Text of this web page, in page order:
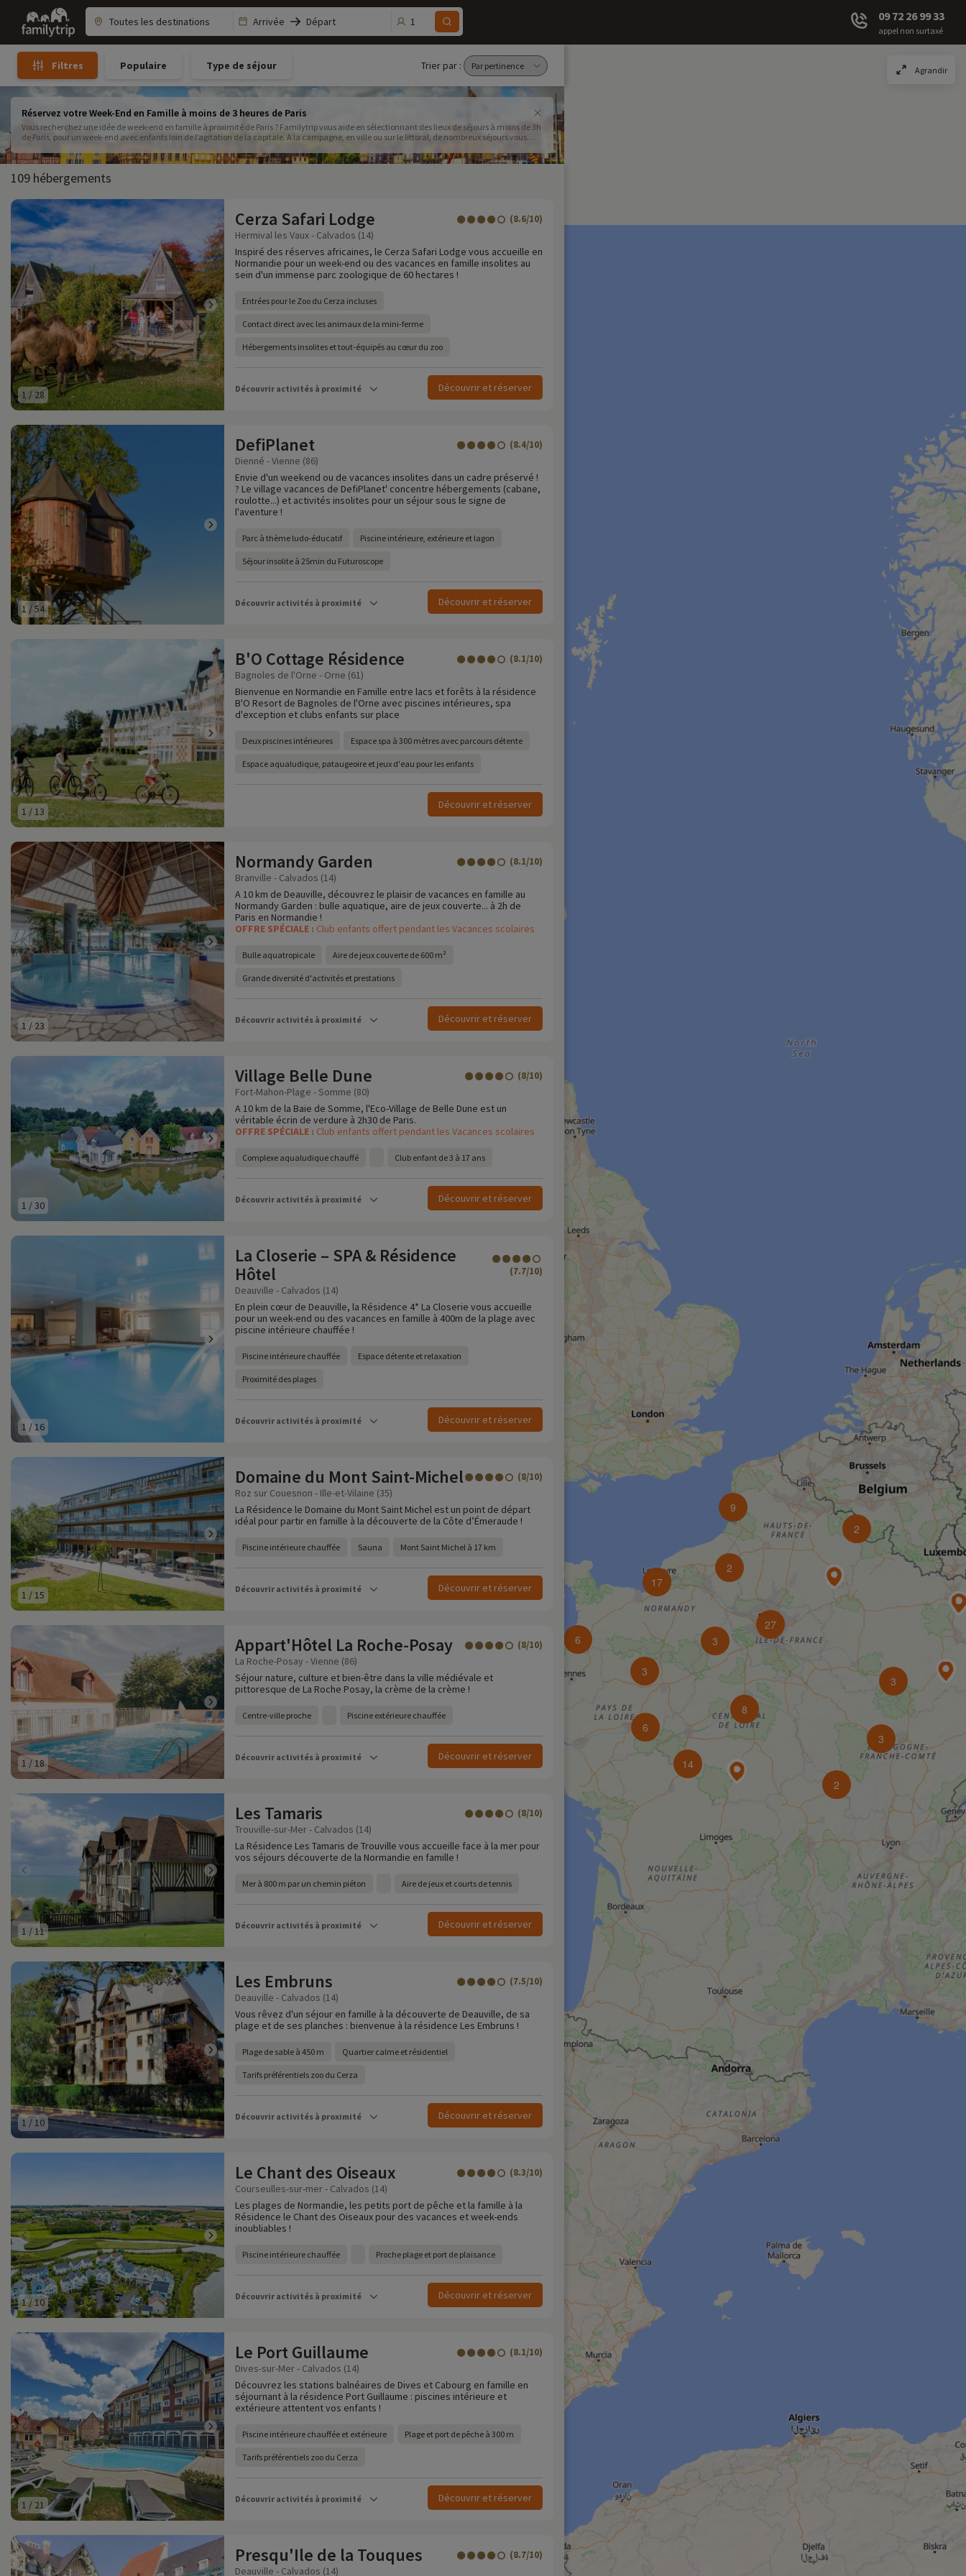
Family
trip
Arrivée Départ 1 09 72 26 99 33
appel non surtaxé
Filtres Populaire Type de séjour Trier par :
Réservez votre Week-End en Famille à moins de 3 heures de Paris
Vous recherchez une idée de week-end en famille à proximité de Paris ? Familytrip vous aide en sélectionnant des lieux de séjours à moins de 3h
de Paris, pour un week-end avec enfants loin de l’agitation de la capitale. A la campagne, en ville ou sur le littoral, de nombreux séjours vous
109 hébergements
1 / 28
Cerza Safari Lodge (8.6/10)
Hermival les Vaux - Calvados (14)
Inspiré des réserves africaines, le Cerza Safari Lodge vous accueille en
Normandie pour un week-end ou des vacances en famille insolites au
sein d'un immense parc zoologique de 60 hectares !
Entrées pour le Zoo du Cerza incluses
Contact direct avec les animaux de la mini-ferme
Hébergements insolites et tout-équipés au cœur du zoo
Découvrir activités à proximité Découvrir et réserver
1 /54
DefiPlanet (8.4/10)
Dienné - Vienne (86)
Envie d'un weekend ou de vacances insolites dans un cadre préservé !
? Le village vacances de DefiPlanet' concentre hébergements (cabane,
roulotte...) et activités insolites pour un séjour sous le signe de
l'aventure !
Parc à thème ludo-éducatif Piscine intérieure, extérieure et lagon
Séjour insolite à 25min du Futuroscope
Découvrir activités à proximité Découvrir et réserver
1 /13
B'O Cottage Résidence (8.1/10)
Bagnoles de l'Orne - Orne (61)
Bienvenue en Normandie en Famille entre lacs et forêts à la résidence
B'O Resort de Bagnoles de l'Orne avec piscines intérieures, spa
d'exception et clubs enfants sur place
Deux piscines intérieures Espace spa à 300 mètres avec parcours détente
Espace aqualudique, pataugeoire et jeux d'eau pour les enfants
Découvrir et réserver
1 / 23
Normandy Garden (8.1/10)
Branville - Calvados (14)
A 10 km de Deauville, découvrez le plaisir de vacances en famille au
Normandy Garden : bulle aquatique, aire de jeux couverte... à 2h de
Paris en Normandie !
OFFRE SPÉCIALE : Club enfants offert pendant les Vacances scolaires
Bulle aquatropicale Aire de jeux couverte de 600 m²
Grande diversité d'activités et prestations
Découvrir activités à proximité Découvrir et réserver
1 /30
Village Belle Dune (8/10)
Fort-Mahon-Plage - Somme (80)
A 10 km de la Baie de Somme, l'Eco-Village de Belle Dune est un
véritable écrin de verdure à 2h30 de Paris.
OFFRE SPÉCIALE : Club enfants offert pendant les Vacances scolaires
Complexe aqualudique chauffé Club enfant de 3 à 17 ans
Découvrir activités à proximité Découvrir et réserver
1 /16
La Closerie – SPA & Résidence
Hôtel
(7.7/10)
Deauville - Calvados (14)
En plein cœur de Deauville, la Résidence 4* La Closerie vous accueille
pour un week-end ou des vacances en famille à 400m de la plage avec
piscine intérieure chauffée !
Piscine intérieure chauffée Espace détente et relaxation
Proximité des plages
Découvrir activités à proximité Découvrir et réserver
1 /15
Domaine du Mont Saint-Michel (8/10)
Roz sur Couesnon - Ille-et-Vilaine (35)
La Résidence le Domaine du Mont Saint Michel est un point de départ
idéal pour partir en famille à la découverte de la Côte d’Émeraude !
Piscine intérieure chauffée Sauna Mont Saint Michel à 17 km
Découvrir activités à proximité Découvrir et réserver
1 /18
Appart'Hôtel La Roche-Posay (8/10)
La Roche-Posay - Vienne (86)
Séjour nature, culture et bien-être dans la ville médiévale et
pittoresque de La Roche Posay, la crème de la crème !
Centre-ville proche Piscine extérieure chauffée
Découvrir activités à proximité Découvrir et réserver
1 /11
Les Tamaris (8/10)
Trouville-sur-Mer - Calvados (14)
La Résidence Les Tamaris de Trouville vous accueille face à la mer pour
vos séjours découverte de la Normandie en famille !
Mer à 800 m par un chemin piéton Aire de jeux et courts de tennis
Découvrir activités à proximité Découvrir et réserver
1 / 10
Les Embruns (7.5/10)
Deauville - Calvados (14)
Vous rêvez d'un séjour en famille à la découverte de Deauville, de sa
plage et de ses planches : bienvenue à la résidence Les Embruns !
Plage de sable à 450 m Quartier calme et résidentiel
Tarifs préférentiels zoo du Cerza
Découvrir activités à proximité Découvrir et réserver
1/10
Le Chant des Oiseaux (8.3/10)
Courseulles-sur-mer - Calvados (14)
Les plages de Normandie, les petits port de pêche et la famille à la
Résidence le Chant des Oiseaux pour des vacances et week-ends
inoubliables !
Piscine intérieure chauffée Proche plage et port de plaisance
Découvrir activités à proximité Découvrir et réserver
1 / 21
Le Port Guillaume (8.1/10)
Dives-sur-Mer - Calvados (14)
Découvrez les stations balnéaires de Dives et Cabourg en famille en
séjournant à la résidence Port Guillaume : piscines intérieure et
extérieure attentent vos enfants !
Piscine intérieure chauffée et extérieure Plage et port de pêche à 300 m
Tarifs préférentiels zoo du Cerza
Découvrir activités à proximité Découvrir et réserver
Presqu'Ile de la Touques (8.7/10)
Deauville - Calvados (14)
Agrandir
17
14
3
2
8
3
6
3
27
3
2
6
9
2